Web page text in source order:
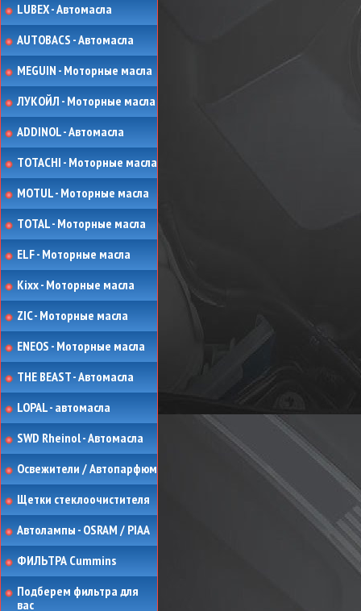
LUBEX - Автомасла
AUTOBACS - Автомасла
MEGUIN - Моторные масла
ЛУКОЙЛ - Моторные масла
ADDINOL - Автомасла
TOTACHI - Моторные масла
MOTUL - Моторные масла
TOTAL - Моторные масла
ELF - Моторные масла
Kixx - Моторные масла
ZIC - Моторные масла
ENEOS - Моторные масла
THE BEAST - Автомасла
LOPAL - автомасла
SWD Rheinol - Автомасла
Освежители / Автопарфюм
Щетки стеклоочистителя
Автолампы - OSRAM / PIAA
ФИЛЬТРА Cummins
Подберем фильтра для
вас